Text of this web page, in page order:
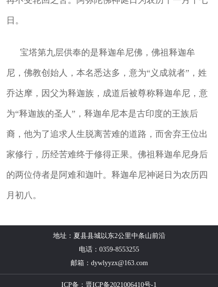
日。
宝塔第九层供奉的是释迦牟尼佛，佛祖释迦牟
尼，佛教创始人，本名悉达多，意为“义成就者”，姓
乔达摩，因父为释迦族，成道后被尊称释迦牟尼，意
为“释迦族的圣人”，释迦牟尼本是古印度的王族后
裔，他为了追求人生脱离苦难的道路，而舍弃王位出
家修行，历经苦难终于修得正果。佛祖释迦牟尼身后
的两位侍者是阿难和迦叶。释迦牟尼神诞日为农历四
月初八。
地址：夏县县城以东2公里中条山前沿
电话：0359-8553255
邮箱：dywlyyzx@163.com
ICP备：晋ICP备2021006410号-1